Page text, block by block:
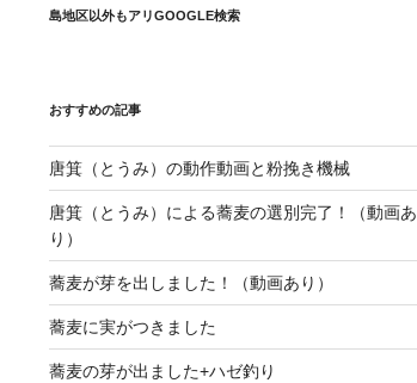
島地区以外もアリGOOGLE検索
おすすめの記事
唐箕（とうみ）の動作動画と粉挽き機械
唐箕（とうみ）による蕎麦の選別完了！（動画あ
り）
蕎麦が芽を出しました！（動画あり）
蕎麦に実がつきました
蕎麦の芽が出ました+ハゼ釣り